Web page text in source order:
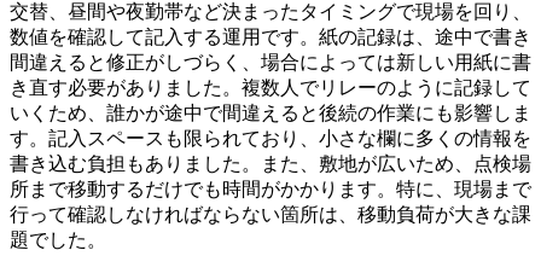
交替、昼間や夜勤帯など決まったタイミングで現場を回り、
数値を確認して記入する運用です。紙の記録は、途中で書き
間違えると修正がしづらく、場合によっては新しい用紙に書
き直す必要がありました。複数人でリレーのように記録して
いくため、誰かが途中で間違えると後続の作業にも影響しま
す。記入スペースも限られており、小さな欄に多くの情報を
書き込む負担もありました。また、敷地が広いため、点検場
所まで移動するだけでも時間がかかります。特に、現場まで
行って確認しなければならない箇所は、移動負荷が大きな課
題でした。